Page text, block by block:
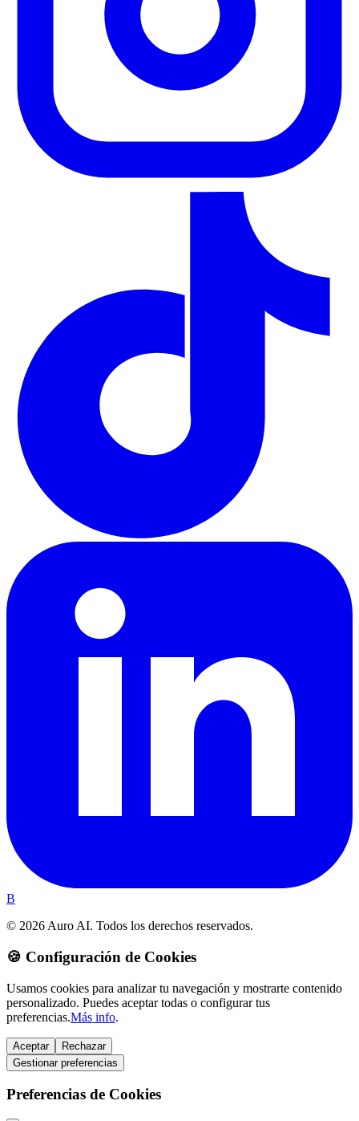
B
© 2026 Auro AI. Todos los derechos reservados.
🍪 Configuración de Cookies
Usamos cookies para analizar tu navegación y mostrarte contenido
personalizado. Puedes aceptar todas o configurar tus
preferencias.Más info.
Aceptar
Rechazar
Gestionar preferencias
Preferencias de Cookies